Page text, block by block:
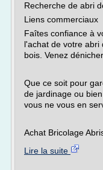
Recherche de abri
Liens commerciaux
Faîtes confiance à
l'achat de votre abri
bois. Venez
Que ce soit pour
de jardinage ou
vous ne vous en
Achat Bricolage
Lire la suite